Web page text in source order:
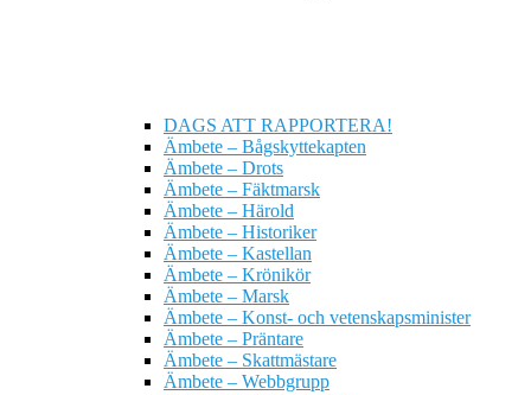
DAGS ATT RAPPORTERA!
Ämbete – Bågskyttekapten
Ämbete – Drots
Ämbete – Fäktmarsk
Ämbete – Härold
Ämbete – Historiker
Ämbete – Kastellan
Ämbete – Krönikör
Ämbete – Marsk
Ämbete – Konst- och vetenskapsminister
Ämbete – Präntare
Ämbete – Skattmästare
Ämbete – Webbgrupp